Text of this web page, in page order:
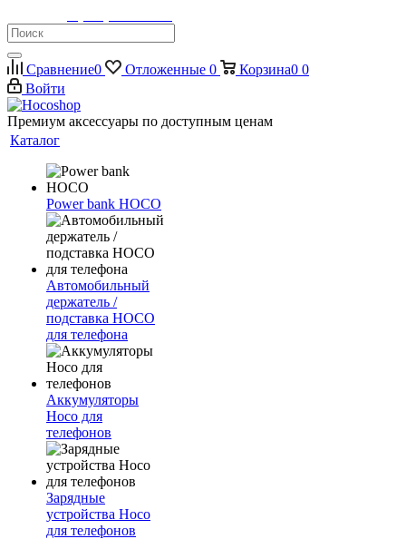
Сравнение0 Отложенные 0 Корзина0 0
Войти
Премиум аксессуары по доступным ценам
Каталог
Power bank HOCO
Автомобильный
держатель /
подставка HOCO
для телефона
Аккумуляторы
Hoco для
телефонов
Зарядные
устройства Hoco
для телефонов